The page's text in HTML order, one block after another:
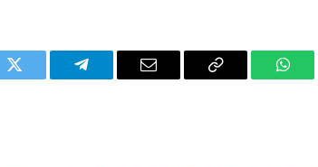
Twitter Telegram Email
Copy